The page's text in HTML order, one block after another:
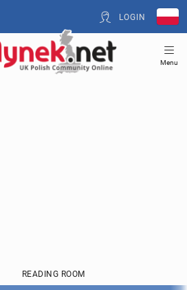
LOGIN
Menu
READING ROOM